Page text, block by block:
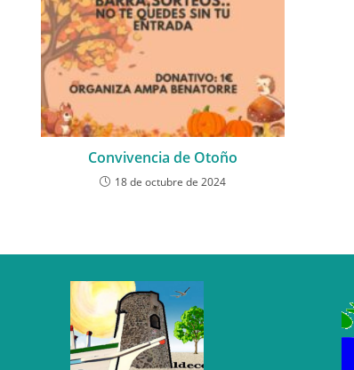
Convivencia de Otoño
18 de octubre de 2024